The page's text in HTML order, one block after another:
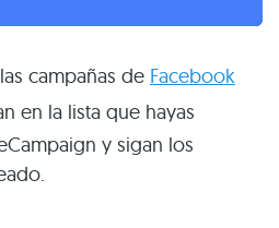
campañas de Facebook
en la lista que hayas
y sigan los